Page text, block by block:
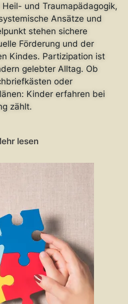
und Traumapädagogik,
Ansätze und
stehen sichere
Förderung und der
Kindes. Partizipation ist
gelebter Alltag. Ob
oder
Kinder erfahren bei
zählt.
lesen